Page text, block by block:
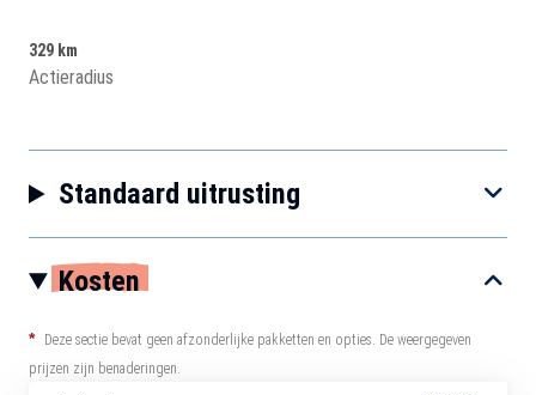
329 km
Actieradius
Standaard uitrusting
Kosten
*
Deze sectie bevat geen afzonderlijke pakketten en opties. De weergegeven
prijzen zijn benaderingen.